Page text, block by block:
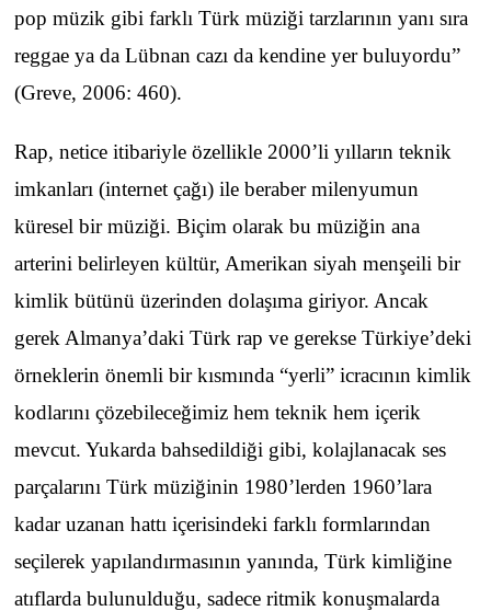
pop müzik gibi farklı Türk müziği tarzlarının yanı sıra
reggae ya da Lübnan cazı da kendine yer buluyordu”
(Greve, 2006: 460).
Rap, netice itibariyle özellikle 2000’li yılların teknik
imkanları (internet çağı) ile beraber milenyumun
küresel bir müziği. Biçim olarak bu müziğin ana
arterini belirleyen kültür, Amerikan siyah menşeili bir
kimlik bütünü üzerinden dolaşıma giriyor. Ancak
gerek Almanya’daki Türk rap ve gerekse Türkiye’deki
örneklerin önemli bir kısmında “yerli” icracının kimlik
kodlarını çözebileceğimiz hem teknik hem içerik
mevcut. Yukarda bahsedildiği gibi, kolajlanacak ses
parçalarını Türk müziğinin 1980’lerden 1960’lara
kadar uzanan hattı içerisindeki farklı formlarından
seçilerek yapılandırmasının yanında, Türk kimliğine
atıflarda bulunulduğu, sadece ritmik konuşmalarda